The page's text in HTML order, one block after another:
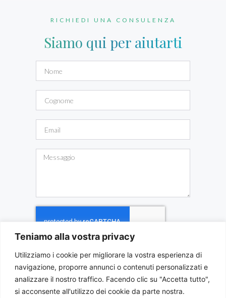
Teniamo alla vostra privacy
Utilizziamo i cookie per migliorare la vostra esperienza di
navigazione, proporre annunci o contenuti personalizzati e
analizzare il nostro traffico. Facendo clic su "Accetta tutto",
si acconsente all'utilizzo dei cookie da parte nostra.
RICHIEDI UNA CONSULENZA
Siamo qui per aiutarti
INVIA MESSAGGIO